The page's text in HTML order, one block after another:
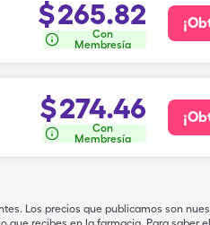
$265.82
Con
Membresía
$274.46
Con
Membresía
Los precios que publicamos son